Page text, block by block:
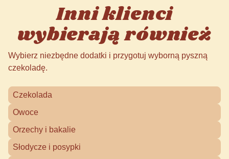
Inni klienci
wybierają również
Wybierz niezbędne dodatki i przygotuj wyborną pyszną
czekoladę.
Czekolada
Owoce
Orzechy i bakalie
Słodycze i posypki